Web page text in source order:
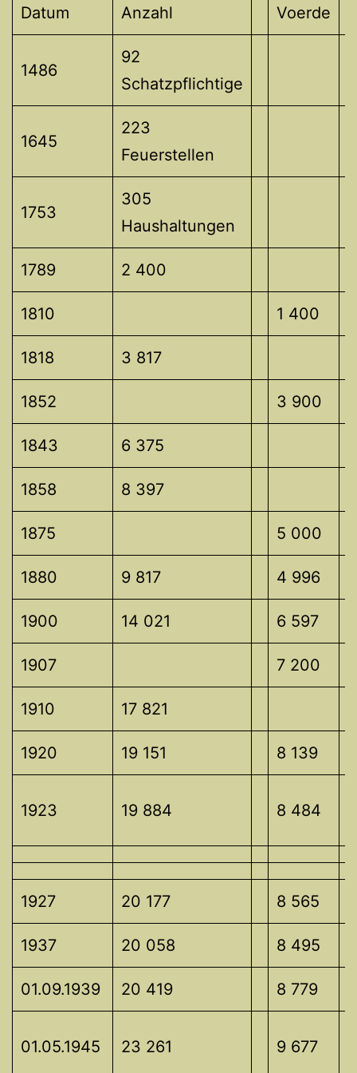
Datum Anzahl Voerde
1486
92
Schatzpflichtige
1645
223
Feuerstellen
1753
305
Haushaltungen
1789 2 400
1810 1 400
1818 3 817
1852 3 900
1843 6 375
1858 8 397
1875 5 000
1880 9 817 4 996
1900 14 021 6 597
1907 7 200
1910 17 821
1920 19 151 8 139
1923 19 884 8 484
1927 20 177 8 565
1937 20 058 8 495
01.09.1939 20 419 8 779
01.05.1945 23 261 9 677